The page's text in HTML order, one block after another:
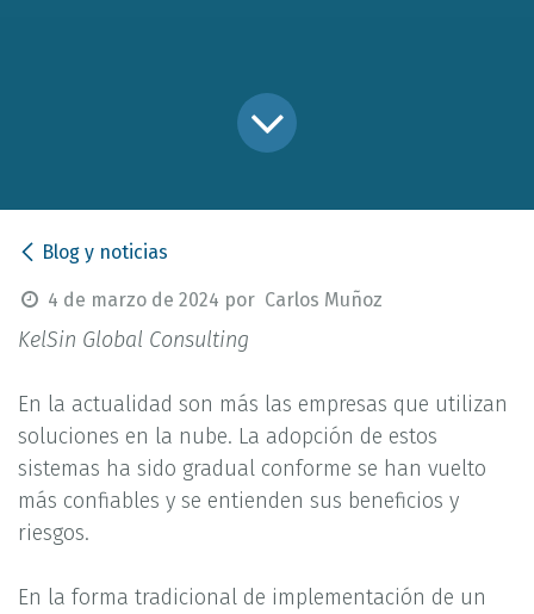
Blog y noticias
4 de marzo de 2024 por Carlos Muñoz
KelSin Global Consulting
En la actualidad son más las empresas que utilizan
soluciones en la nube. La adopción de estos
sistemas ha sido gradual conforme se han vuelto
más confiables y se entienden sus beneficios y
riesgos.
En la forma tradicional de implementación de un